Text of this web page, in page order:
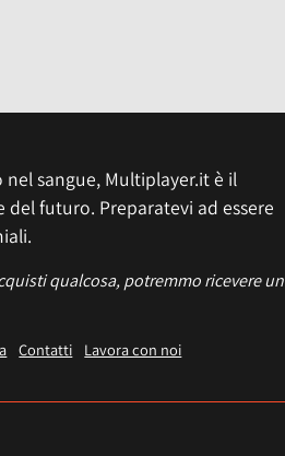
sangue, Multiplayer.it è il
futuro. Preparatevi ad essere
qualcosa, potremmo ricevere un
Contatti
Lavora con noi